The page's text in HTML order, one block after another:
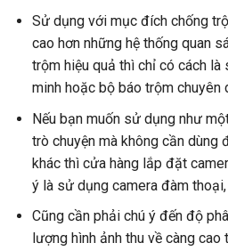
Sử dụng với mục đích chống
cao hơn những hệ thống quan
trộm hiệu quả thì chỉ có cách là
minh hoặc bộ báo trộm chuyên
Nếu bạn muốn sử dụng như
trò chuyện mà không cần dùng
khác thì cửa hàng lắp đặt
ý là sử dụng camera đàm
Cũng cần phải chú ý đến độ
lượng hình ảnh thu về càng